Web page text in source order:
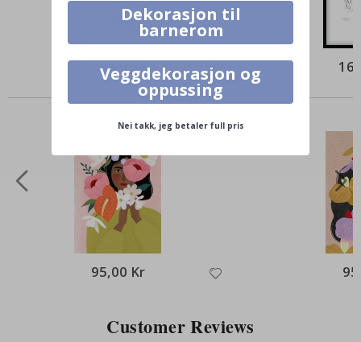
95,00 Kr
Alternative produkter
95,00 Kr
Customer Reviews
Dekorasjon til
barnerom
Veggdekorasjon og
oppussing
Nei takk, jeg betaler full pris